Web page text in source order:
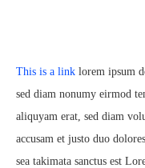
This is a link lorem ipsum
sed diam nonumy eirmod
aliquyam erat, sed diam
accusam et justo duo
sea takimata sanctus est